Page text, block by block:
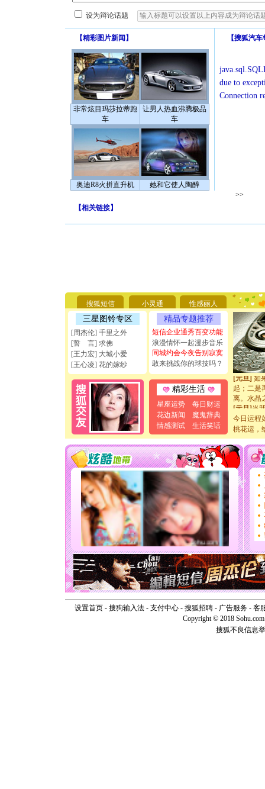
设为辩论话题
【精彩图片新闻 】
非常炫目玛莎拉蒂跑
车
让男人热血沸腾极品
车
奥迪R8火拼直升机 她和它使人陶醉
【搜狐汽车
due to
Connection
>>
【相关链接】
搜狐短信 小灵通 性感丽人
三星图铃专区
[周杰伦] 千里之外
[誓 言] 求佛
[王力宏] 大城小爱
[王心凌] 花的嫁纱
精品专题推荐
短信企业通秀百变功能
浪漫情怀一起漫步音乐
同城约会今夜告别寂寞
敢来挑战你的球技吗？
精彩生活
星座运势
每日财运
花边新闻
魔鬼辞典
情感测试
生活笑话
[圣诞节]
能正大
天都要快
[圣诞节]
如意,快
[元旦]看
断电。爱
你是我专
[元旦]如
起；二是
离。水晶
[元旦]当
卖了。水
[春节]风
道一声平
[春节]传
片叶子
送你一
[圣诞节]
你太多
要平安
[圣诞节]
能正大
天都要快
[圣诞节]
如意,快
[元旦]看
断电。爱
你是我专
[元旦]
如
起；二是
离。水晶
[元旦]当
今日运程
桃花运，
设置首页- 搜狗输入法- 支付中心- 搜狐招聘- 广告服务- 客
Copyright © 2018
搜狐不良信息